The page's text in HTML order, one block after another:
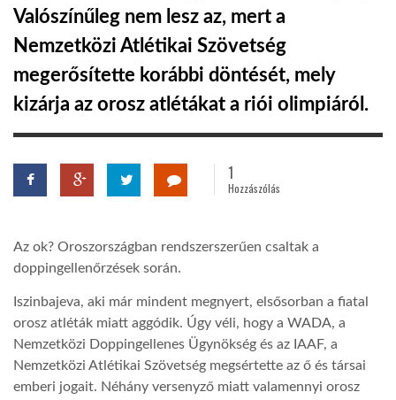
HÍR3D
TROPICALMAGAZIN
GLOBOTV
AFRIKA TUDÁSTÁR
A NAP SZÉPE
LINKTR.EE
GLOBOZSARU
Valószínűleg nem lesz az, mert a
Nemzetközi Atlétikai Szövetség
megerősítette korábbi döntését, mely
kizárja az orosz atlétákat a riói olimpiáról.
1
Hozzászólás
Az ok? Oroszországban rendszerszerűen csaltak a
doppingellenőrzések során.
Iszinbajeva, aki már mindent megnyert, elsősorban a fiatal
orosz atléták miatt aggódik. Úgy véli, hogy a WADA, a
Nemzetközi Doppingellenes Ügynökség és az IAAF, a
Nemzetközi Atlétikai Szövetség megsértette az ő és társai
emberi jogait. Néhány versenyző miatt valamennyi orosz